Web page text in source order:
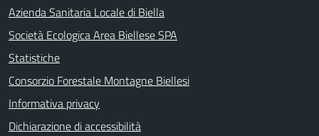
Azienda Sanitaria Locale di Biella
Società Ecologica Area Biellese SPA
Statistiche
Consorzio Forestale Montagne Biellesi
Informativa privacy
Dichiarazione di accessibilità